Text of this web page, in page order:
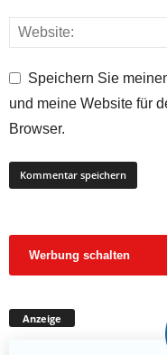
Speichern Sie
und meine Website für
Browser.
Werbung schalten
Anzeige